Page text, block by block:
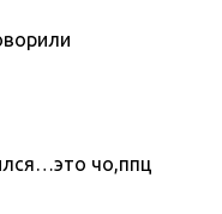
чо,ппц